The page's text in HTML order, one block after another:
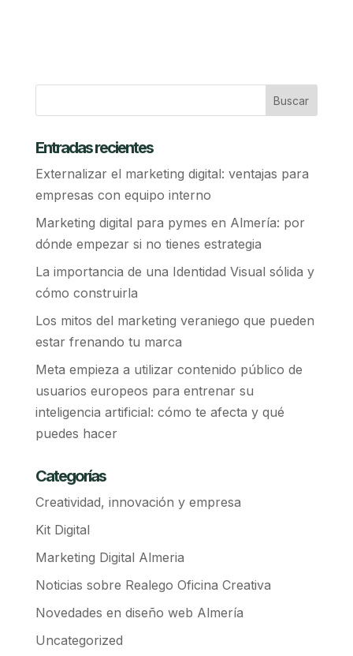
Entradas recientes
Externalizar el marketing digital: ventajas para
empresas con equipo interno
Marketing digital para pymes en Almería: por
dónde empezar si no tienes estrategia
La importancia de una Identidad Visual sólida y
cómo construirla
Los mitos del marketing veraniego que pueden
estar frenando tu marca
Meta empieza a utilizar contenido público de
usuarios europeos para entrenar su
inteligencia artificial: cómo te afecta y qué
puedes hacer
Categorías
Creatividad, innovación y empresa
Kit Digital
Marketing Digital Almeria
Noticias sobre Realego Oficina Creativa
Novedades en diseño web Almería
Uncategorized